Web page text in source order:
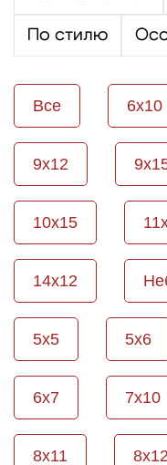
По стилю
Все 6х10
9х12
10х15
14х12
5х5 5х6
6х7 7х10
8х11